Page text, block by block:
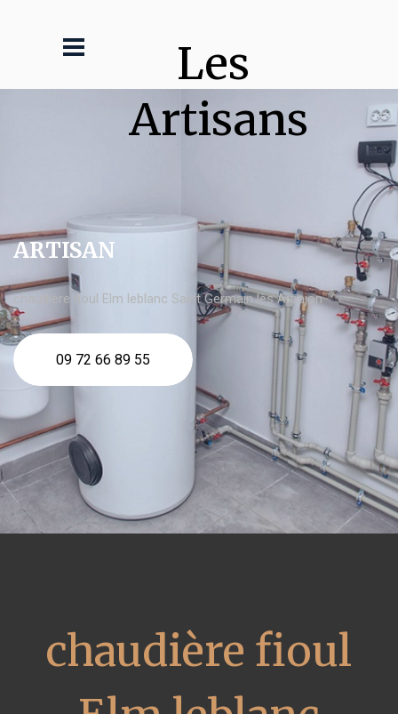
Les
Artisans
ARTISAN
chaudière fioul Elm leblanc Saint Germain lès Arpajon
09 72 66 89 55
chaudière fioul